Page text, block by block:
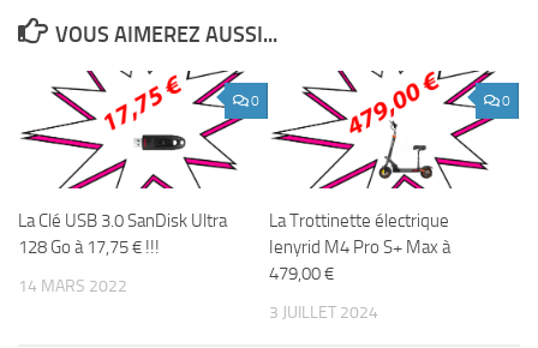
VOUS AIMEREZ AUSSI...
0
La Clé USB 3.0 SanDisk Ultra
128 Go à 17,75 € !!!
14 MARS 2022
0
La Trottinette électrique
Ienyrid M4 Pro S+ Max à
479,00 €
3 JUILLET 2024